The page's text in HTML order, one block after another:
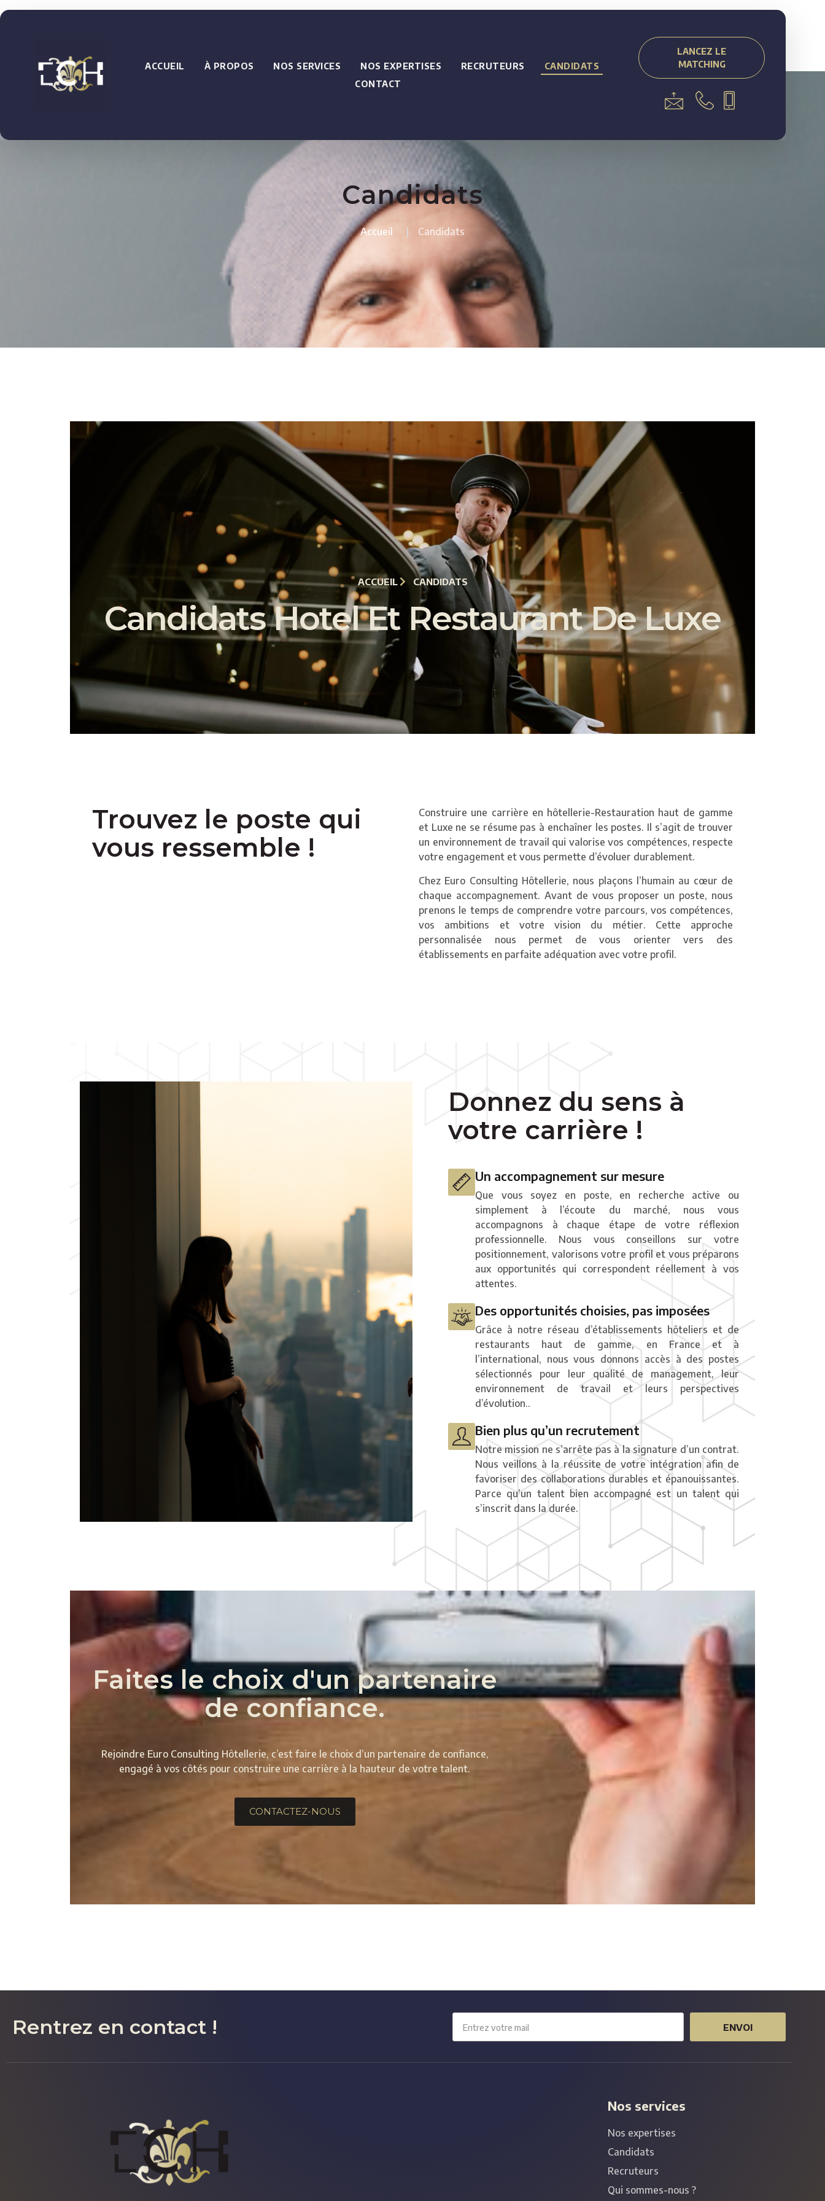
ACCUEIL À PROPOS NOS SERVICES NOS EXPERTISES RECRUTEURS
CANDIDATS
CONTACT
LANCEZ LE
MATCHING
Candidats
Accueil Candidats
ACCUEIL CANDIDATS
Candidats Hotel Et Restaurant De Luxe
Trouvez le poste qui
vous ressemble !
Construire une carrière en hôtellerie-Restauration haut de gamme
et Luxe ne se résume pas à enchaîner les postes. Il s’agit de trouver
un environnement de travail qui valorise vos compétences, respecte
votre engagement et vous permette d’évoluer durablement.
Chez Euro Consulting Hôtellerie, nous plaçons l’humain au cœur de
chaque accompagnement. Avant de vous proposer un poste, nous
prenons le temps de comprendre votre parcours, vos compétences,
vos ambitions et votre vision du métier. Cette approche
personnalisée nous permet de vous orienter vers des
établissements en parfaite adéquation avec votre profil.
Donnez du sens à
votre carrière !
Un accompagnement sur mesure
Que vous soyez en poste, en recherche active ou
simplement à l’écoute du marché, nous vous
accompagnons à chaque étape de votre réflexion
professionnelle. Nous vous conseillons sur votre
positionnement, valorisons votre profil et vous préparons
aux opportunités qui correspondent réellement à vos
attentes.
Des opportunités choisies, pas imposées
Grâce à notre réseau d’établissements hôteliers et de
restaurants haut de gamme, en France et à
l’international, nous vous donnons accès à des postes
sélectionnés pour leur qualité de management, leur
environnement de travail et leurs perspectives
d’évolution..
Bien plus qu’un recrutement
Notre mission ne s’arrête pas à la signature d’un contrat.
Nous veillons à la réussite de votre intégration afin de
favoriser des collaborations durables et épanouissantes.
Parce qu’un talent bien accompagné est un talent qui
s’inscrit dans la durée.
Faites le choix d'un partenaire
de confiance.
Rejoindre Euro Consulting Hôtellerie, c’est faire le choix d’un partenaire de confiance,
engagé à vos côtés pour construire une carrière à la hauteur de votre talent.
CONTACTEZ-NOUS
Rentrez en contact ! ENVOI
Nos services
Nos expertises
Candidats
Recruteurs
Qui sommes-nous ?